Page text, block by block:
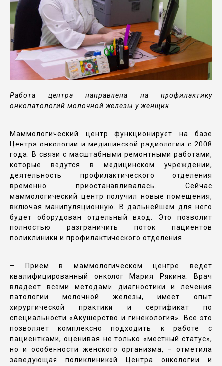
Работа центра направлена на профилактику
онкопатологий молочной железы у женщин
Маммологический центр функционирует на базе
Центра онкологии и медицинской радиологии с 2008
года. В связи с масштабными ремонтными работами,
которые ведутся в медицинском учреждении,
деятельность профилактического отделения
временно приостанавливалась. Сейчас
маммологический центр получил новые помещения,
включая манипуляционную. В дальнейшем для него
будет оборудован отдельный вход. Это позволит
полностью разграничить поток пациентов
поликлиники и профилактического отделения.
– Прием в маммологическом центре ведет
квалифицированный онколог Мария Рякина. Врач
владеет всеми методами диагностики и лечения
патологии молочной железы, имеет опыт
хирургической практики и сертификат по
специальности «Акушерство и гинекология». Все это
позволяет комплексно подходить к работе с
пациентками, оценивая не только «местный статус»,
но и особенности женского организма, – отметила
заведующая поликлиникой Центра онкологии и